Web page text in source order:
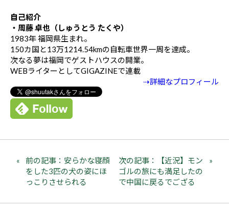
自己紹介
・周藤 卓也（しゅうとう たくや）
1983年 福岡県生まれ。
150カ国と13万1214.54kmの自転車世界一周を達成。
次なる夢は福岡でゲストハウスの開業。
WEBライターとしてGIGAZINEで連載
⇢詳細なプロフィール
前の記事：安らかな寝顔
をした3匹の犬の姿にほ
っこりさせられる
次の記事：【近況】モン
ゴルの旅にも満足したの
で中国に戻るでござる